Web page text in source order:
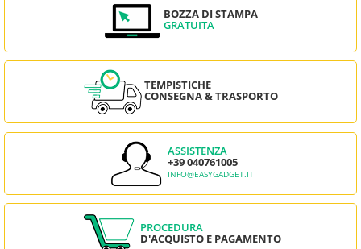
BOZZA DI STAMPA
GRATUITA
TEMPISTICHE
CONSEGNA & TRASPORTO
ASSISTENZA
+39 040761005
INFO@EASYGADGET.IT
PROCEDURA
D'ACQUISTO E PAGAMENTO